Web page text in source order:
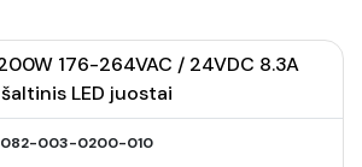
176-264VAC / 24VDC 8.3A
LED juostai
082-003-0200-010